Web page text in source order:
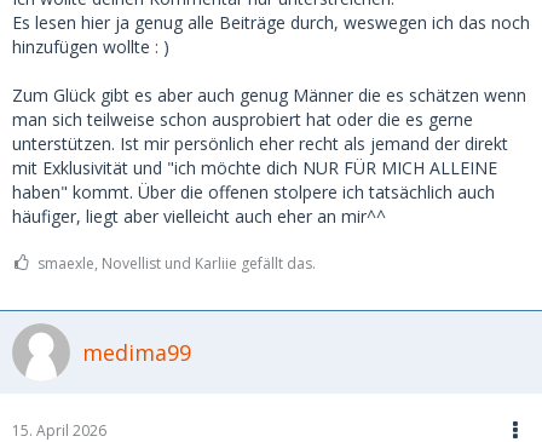
Mann eigentlich nicht nochmal ein zweites Mal wieder
sehen? Scheitert ja auch teilweise am Gegenüber der nicht
Sollen alles keine Ausreden sein, aber ich finde über einige
Punkte könnte man auch nachdenken.
Sonst kann es auch einfach Spaß machen. Ich kenne da
auch einige denen erste Male einfach Spaß machen, weil es
für sie so aufregend und neu ist. Ich bin da eher für
grün versifften Berlin wo ja jeder noch Poly ist ; )
Es lesen hier ja genug alle Beiträge durch, weswegen ich das noch
hinzufügen wollte : )
Zum Glück gibt es aber auch genug Männer die es schätzen wenn
man sich teilweise schon ausprobiert hat oder die es gerne
unterstützen. Ist mir persönlich eher recht als jemand der direkt
mit Exklusivität und "ich möchte dich NUR FÜR MICH ALLEINE
haben" kommt. Über die offenen stolpere ich tatsächlich auch
häufiger, liegt aber vielleicht auch eher an mir^^
smaexle, Novellist und Karliie gefällt das.
medima99
15. April 2026